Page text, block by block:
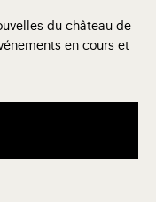
du château de
en cours et